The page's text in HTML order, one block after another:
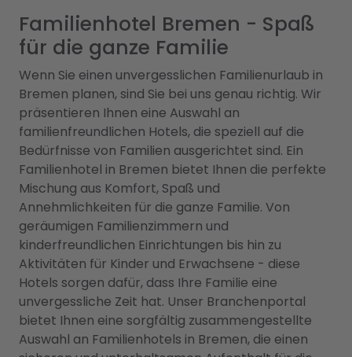
Familienhotel Bremen - Spaß
für die ganze Familie
Wenn Sie einen unvergesslichen Familienurlaub in
Bremen planen, sind Sie bei uns genau richtig. Wir
präsentieren Ihnen eine Auswahl an
familienfreundlichen Hotels, die speziell auf die
Bedürfnisse von Familien ausgerichtet sind. Ein
Familienhotel in Bremen bietet Ihnen die perfekte
Mischung aus Komfort, Spaß und
Annehmlichkeiten für die ganze Familie. Von
geräumigen Familienzimmern und
kinderfreundlichen Einrichtungen bis hin zu
Aktivitäten für Kinder und Erwachsene - diese
Hotels sorgen dafür, dass Ihre Familie eine
unvergessliche Zeit hat. Unser Branchenportal
bietet Ihnen eine sorgfältig zusammengestellte
Auswahl an Familienhotels in Bremen, die einen